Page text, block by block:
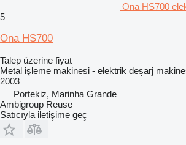
Ona HS700
5
Ona HS700
Talep üzerine fiyat
Metal işleme makinesi - elektrik deşarj
2003
Portekiz, Marinha Grande
Ambigroup Reuse
Satıcıyla iletişime geç